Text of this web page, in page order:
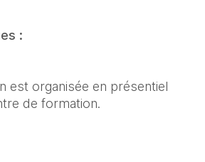
:
est organisée en présentiel
de formation.